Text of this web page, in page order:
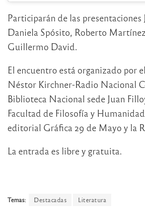
Participarán de las
Daniela Spósito, Roberto
Guillermo David.
El encuentro está organizado por
Néstor Kirchner-Radio Nacional
Biblioteca Nacional sede Juan
Facultad de Filosofía y
editorial Gráfica 29 de Mayo y la
La entrada es libre y gratuita.
Temas: Destacadas Literatura